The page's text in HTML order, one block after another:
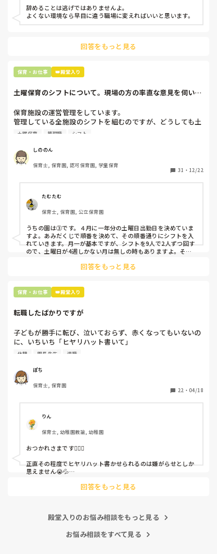
などいう意見で…
上の先生に相談することは難しそうです。
最後の職場にしようと思っていましたが
辞めることは逃げ、と、過去辞めた人も何年も言われ続けて
います
辞めることは逃げではありませんよ。
よくない環境なら早目に違う職場に変えればいいと思います。
回答をもっと見る
保育・お仕事 👑殿堂入り
土曜保育のシフトについて。現場の方の率直な意見を伺いた
保育施設の運営管理をしています。
管理している全施設のシフトを組むのですが、どうしても土
曜保育だけは入れる方が少なく、いつも苦労しています。
て入職しているはずですが、いざ勤務が始まると一日も土曜
出勤が出来ない方ばかりです。
①土曜日の希望休は2日まで、と制限をかける
②毎月、必ず土曜保育に入ることのできる日を1日だけピッ
クアップしてもらう
③仮シフトが出た時、土曜出勤が難しければ自身で代わりの
人を交渉して見つけてもらう
上記のいずれかの対策を取り入れることを考えています。
土曜保育 管理職 シフト
しののん
保育士, 保育園, 認可保育園, 学童保育
31 ・ 12/22
たむたむ
保育士, 保育園, 公立保育園
うちの園は③です。４月に一年分の土曜日出勤日を決めていま
すよ。あみだくじで順番を決めて、その順番通りにシフトを入
れていきます。月一が基本ですが、シフトを9人で2人ずつ回す
ので、土曜日が4週しかない月は無しの時もありますよ。その
て貰い、主任に報告してます。
回答をもっと見る
保育・お仕事 👑殿堂入り
転職したばかりですが
子どもが勝手に転び、泣いておらず、赤くなってもいないの
に、いちいち「ヒヤリハット書いて」
と書かされ
（そう言う本人は書かない）
しかも、上司に↑この内容でも
ちゃんと考えて対策を練って書き込むようにと。
呼ばれて一緒に対策を考えさせられること多数
これだけで30〜40分拘束されて辛いです
皆さんの園はどうですか?
休憩 園長先生 退職
ぽち
保育士, 保育園
22 ・ 04/18
りん
保育士, 幼稚園教諭, 幼稚園
おつかれさまです🙇🏻‍♀️
正直その程度でヒヤリハット書かせられるのは嫌がらせとしか
思えません😭💦
回答をもっと見る
殿堂入りのお悩み相談をもっと見る
お悩み相談をすべて見る